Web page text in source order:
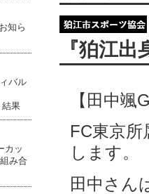
『狛江
【田中
FC東京
します。
田中さん
知ら
バル
結果
カッ
み合